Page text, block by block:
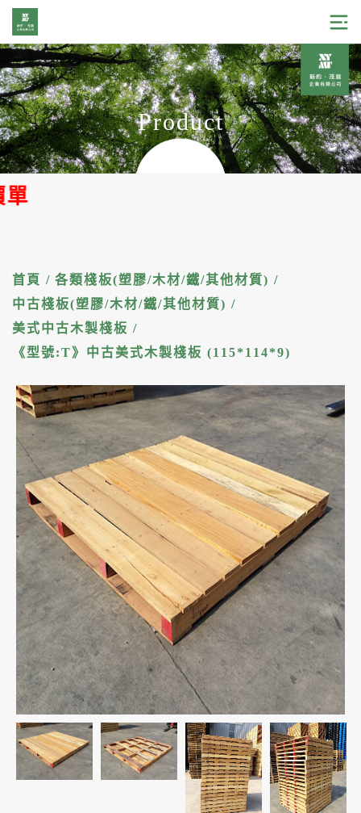
Product
首頁 / 各類棧板(塑膠/木材/鐵/其他材質) /
中古棧板(塑膠/木材/鐵/其他材質) /
美式中古木製棧板 /
《型號:T》中古美式木製棧板 (115*114*9)